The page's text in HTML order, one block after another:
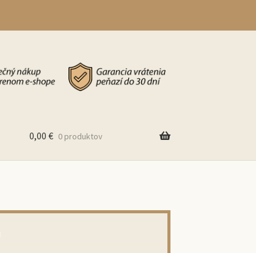
0,00 € 0 produktov